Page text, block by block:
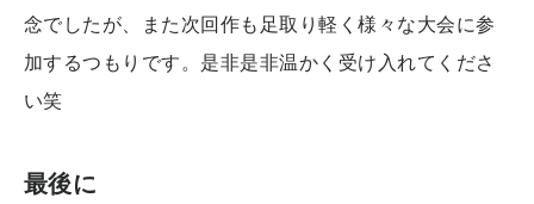
念でしたが、また次回作も足取り軽く様々な大会に参
加するつもりです。是非是非温かく受け入れてくださ
い笑
最後に